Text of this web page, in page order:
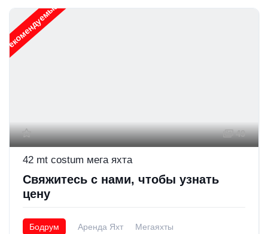
Рекомендуемые
49
42 mt costum мега яхта
Свяжитесь с нами, чтобы узнать
цену
Бодрум Аренда Яхт Мегаяхты